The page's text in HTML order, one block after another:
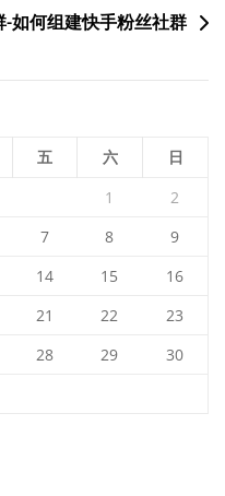
如何组建快手粉丝社群
五 六
日
1
2
7 8
9
14 15
16
21 22
23
28 29
30